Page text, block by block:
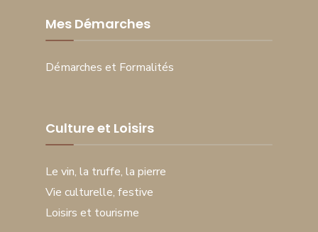
Mes Démarches
Démarches et Formalités
Culture et Loisirs
Le vin, la truffe, la pierre
Vie culturelle, festive
Loisirs et tourisme